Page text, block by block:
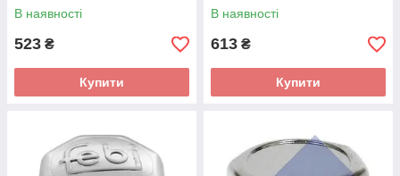
В наявності
523 ₴
Купити
В наявності
613 ₴
Купити